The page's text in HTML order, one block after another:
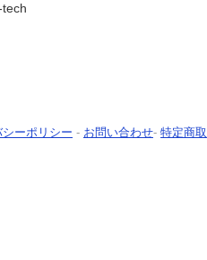
ーポリシー - お問い合わせ- 特定商